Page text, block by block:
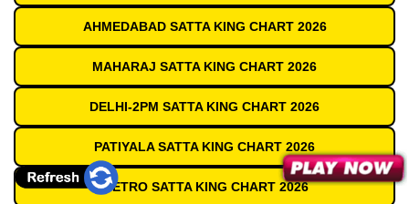
AHMEDABAD SATTA KING CHART 2026
MAHARAJ SATTA KING CHART 2026
DELHI-2PM SATTA KING CHART 2026
PATIYALA SATTA KING CHART 2026
METRO SATTA KING CHART 2026